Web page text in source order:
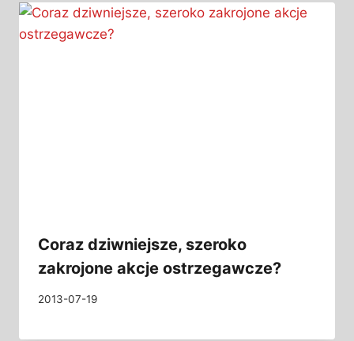
Coraz dziwniejsze, szeroko
zakrojone akcje ostrzegawcze?
2013-07-19